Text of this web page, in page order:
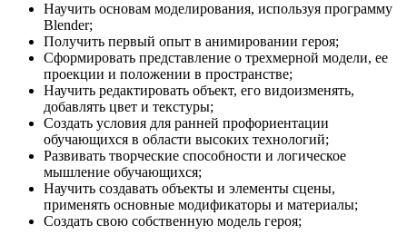
Научить основам моделирования, используя программу
Blender;
Получить первый опыт в анимировании героя;
Сформировать представление о трехмерной модели, ее
проекции и положении в пространстве;
Научить редактировать объект, его видоизменять,
добавлять цвет и текстуры;
Создать условия для ранней профориентации
обучающихся в области высоких технологий;
Развивать творческие способности и логическое
мышление обучающихся;
Научить создавать объекты и элементы сцены,
применять основные модификаторы и материалы;
Создать свою собственную модель героя;